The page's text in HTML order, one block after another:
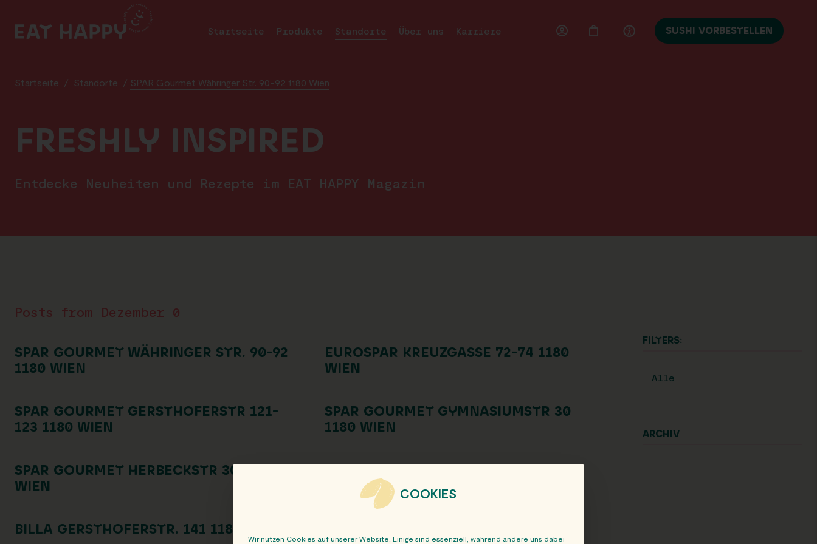
MAIN
Startseite Produkte Standorte Über uns Karriere SUSHI VORBESTELLEN
Startseite / Standorte / SPAR Gourmet Währinger Str. 90-92 1180 Wien
FRESHLY INSPIRED
Entdecke Neuheiten und Rezepte im EAT HAPPY Magazin
Posts from Dezember 0
SPAR GOURMET WÄHRINGER STR. 90-92
1180 WIEN
EUROSPAR KREUZGASSE 72-74 1180
WIEN
SPAR GOURMET GERSTHOFERSTR 121-
123 1180 WIEN
SPAR GOURMET GYMNASIUMSTR 30
1180 WIEN
SPAR GOURMET HERBECKSTR 30 1180
WIEN
BILLA GERSTHOFERSTR. 141 1180 WIEN
FILTERS:
Alle
ARCHIV
COOKIES
Wir nutzen Cookies auf unserer Website. Einige sind essenziell, während andere uns dabei